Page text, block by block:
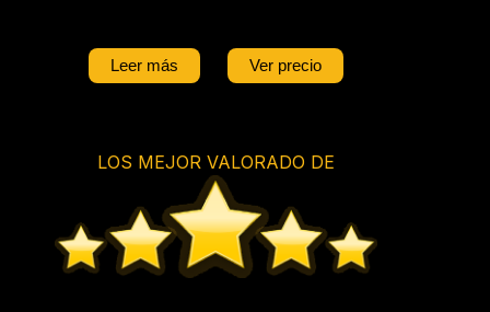
Leer más Ver precio
LOS MEJOR VALORADO DE